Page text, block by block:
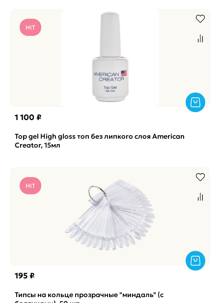
HIT
1 100 ₽
Top gel High gloss топ без липкого слоя American
Creator, 15мл
HIT
195 ₽
Типсы на кольце прозрачные "миндаль" (с